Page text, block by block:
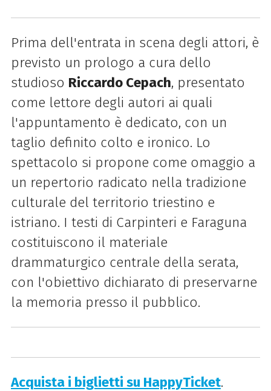
Prima dell'entrata in scena degli attori, è
previsto un prologo a cura dello
studioso Riccardo Cepach, presentato
come lettore degli autori ai quali
l'appuntamento è dedicato, con un
taglio definito colto e ironico. Lo
spettacolo si propone come omaggio a
un repertorio radicato nella tradizione
culturale del territorio triestino e
istriano. I testi di Carpinteri e Faraguna
costituiscono il materiale
drammaturgico centrale della serata,
con l'obiettivo dichiarato di preservarne
la memoria presso il pubblico.
Acquista i biglietti su HappyTicket.